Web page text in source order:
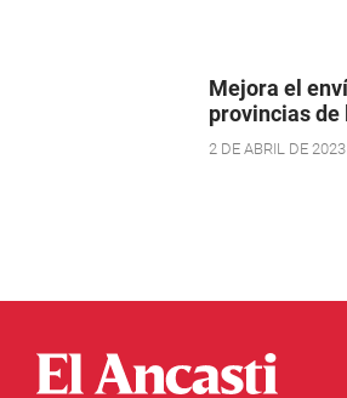
Mejora el
provincias de
2 DE ABRIL DE